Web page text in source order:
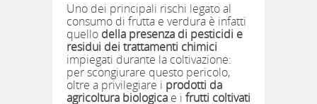
Uno dei principali rischi legato al
consumo di frutta e verdura è infatti
quello della presenza di pesticidi e
residui dei trattamenti chimici
impiegati durante la coltivazione:
per scongiurare questo pericolo,
oltre a privilegiare i prodotti da
agricoltura biologica e i frutti coltivati